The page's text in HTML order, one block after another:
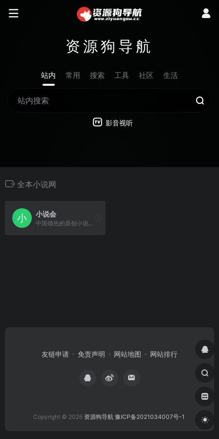
资源狗导航
站内 常用 搜索 工具 社区 生活
影音视听
全本小说网
小说会
中国领先的原创小说阅读网,免费提供海量言情、玄幻、武侠等热门小说在线阅读,每日更新好看的小说排行榜,更新速度超快。经典小说推荐、小说下载等精彩内容等你发现。
友链申请 免责声明 网站地图 网站排行
Copyright © 2026 资源狗导航 豫ICP备2021034007号-1